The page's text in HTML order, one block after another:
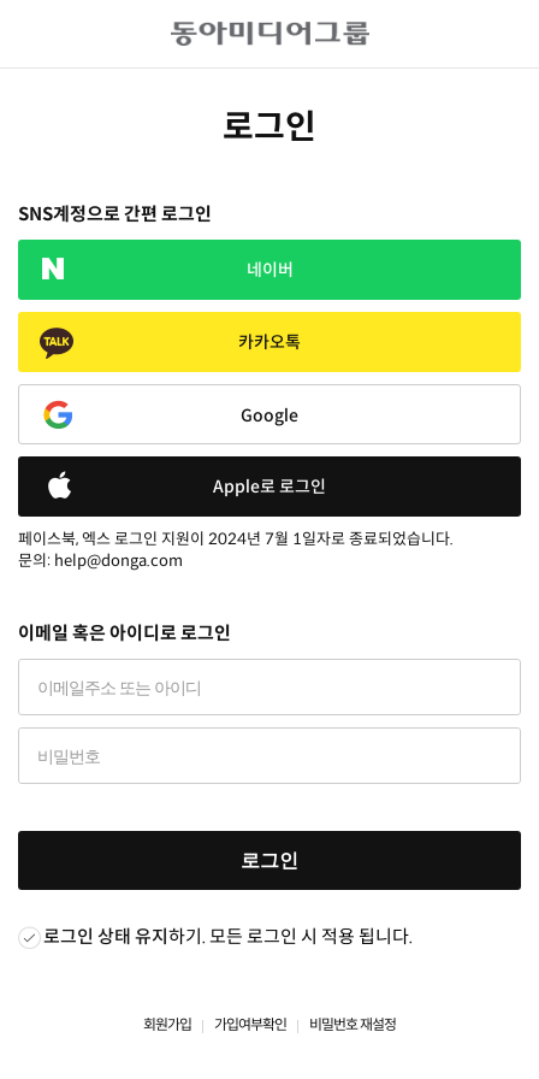
로그인
SNS계정으로 간편 로그인
네이버
카카오톡
Google
Apple로 로그인
페이스북, 엑스 로그인 지원이 2024년 7월 1일자로 종료되었습니다.
문의: help@donga.com
이메일 혹은 아이디로 로그인
로그인
로그인 상태 유지하기. 모든 로그인 시 적용 됩니다.
회원가입 가입여부확인 비밀번호 재설정